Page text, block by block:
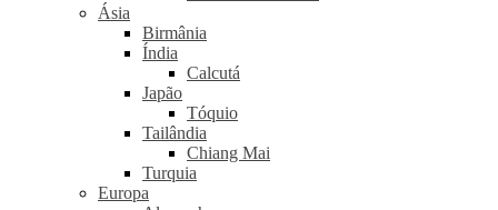
Ásia
Birmânia
Índia
Calcutá
Japão
Tóquio
Tailândia
Chiang Mai
Turquia
Europa